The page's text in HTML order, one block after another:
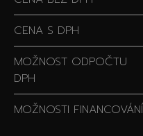
CENA S DPH
MOŽNOST ODPOČTU
DPH
MOŽNOSTI FINANCOVÁNÍ